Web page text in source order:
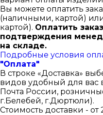
Вы можете оплатить
(наличными, картой)
картой). Оплатить
подтверждения
на складе.
Подробные условия
"Оплата"
В строке «Доставка»
видов удобный для вас
Почта России,
г.Белебей, г.Дюртюли).
Стоимость доставки - от